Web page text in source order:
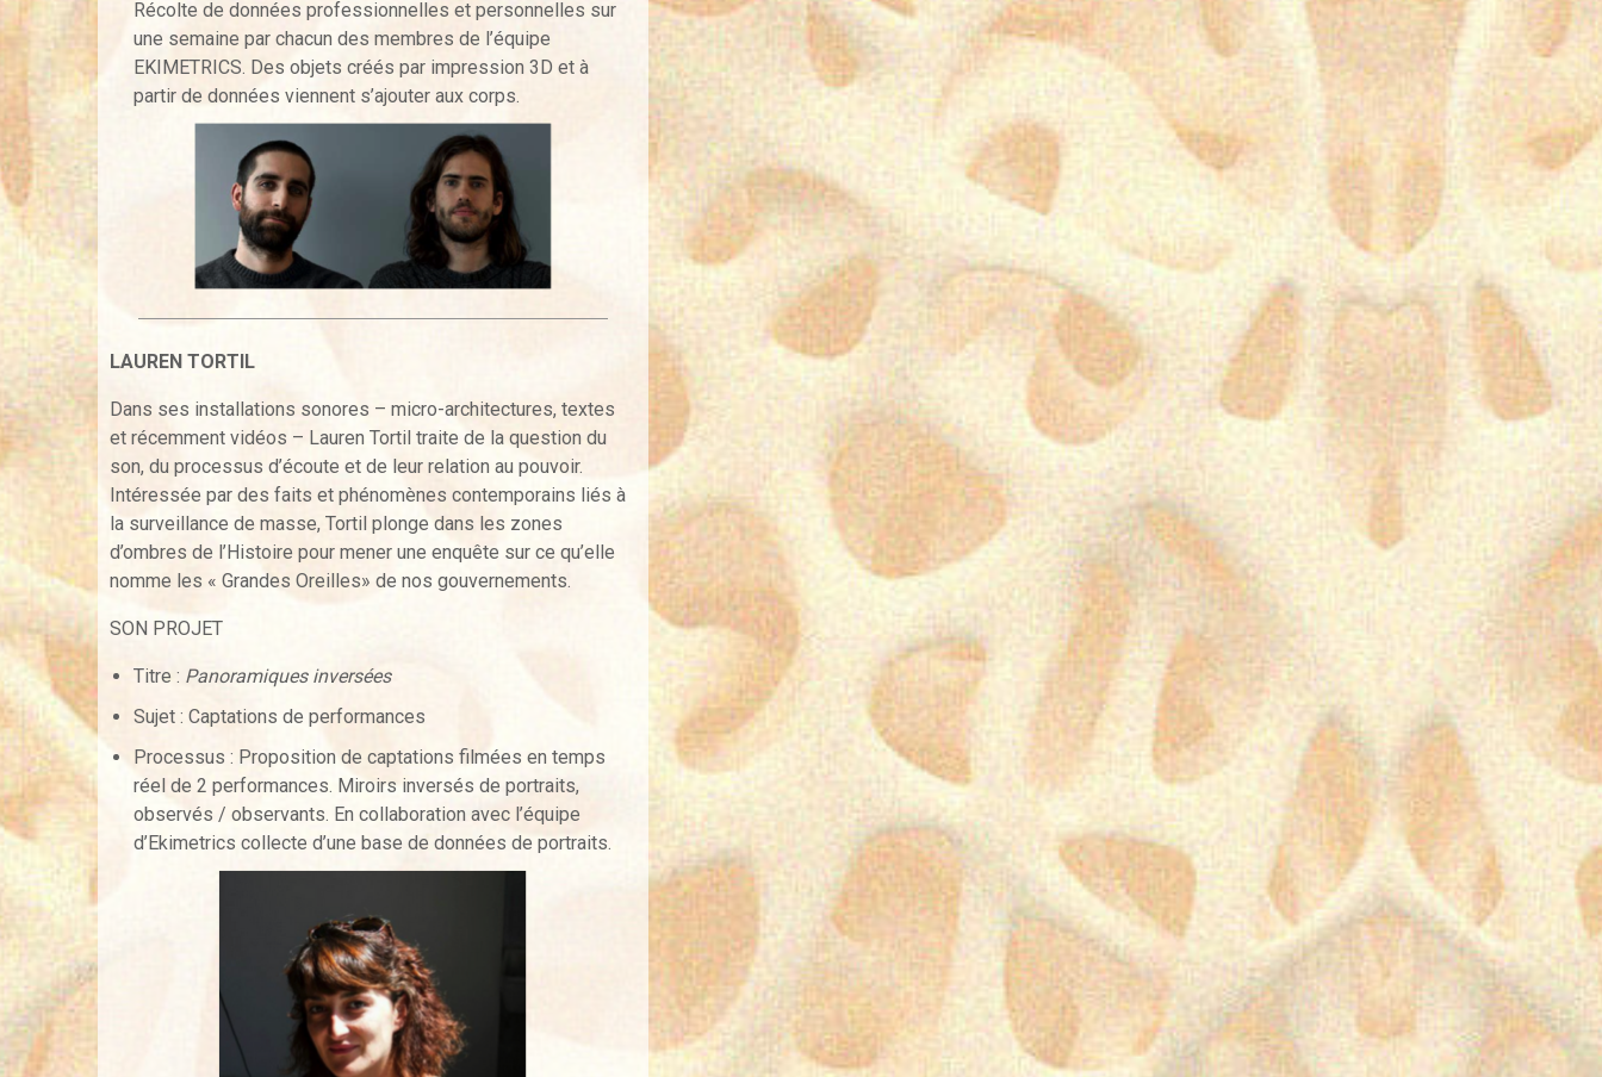
Récolte de données professionnelles et personnelles sur
une semaine par chacun des membres de l’équipe
EKIMETRICS. Des objets créés par impression 3D et à
partir de données viennent s’ajouter aux corps.
LAUREN TORTIL
Dans ses installations sonores – micro-architectures, textes
et récemment vidéos – Lauren Tortil traite de la question du
son, du processus d’écoute et de leur relation au pouvoir.
Intéressée par des faits et phénomènes contemporains liés à
la surveillance de masse, Tortil plonge dans les zones
d’ombres de l’Histoire pour mener une enquête sur ce qu’elle
nomme les « Grandes Oreilles» de nos gouvernements.
SON PROJET
Titre : Panoramiques inversées
Sujet : Captations de performances
Processus : Proposition de captations filmées en temps
réel de 2 performances. Miroirs inversés de portraits,
observés / observants. En collaboration avec l’équipe
d’Ekimetrics collecte d’une base de données de portraits.